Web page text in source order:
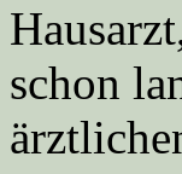
schon